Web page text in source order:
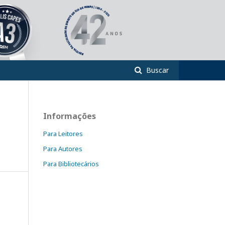
Buscar
Informações
Para Leitores
Para Autores
Para Bibliotecários